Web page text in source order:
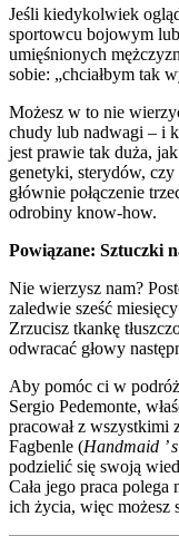
Jeśli kiedykolwiek
sportowcu bojowym lub
umięśnionych
sobie: „chciałbym tak
Możesz w to nie
chudy lub nadwagi – i
jest prawie tak duża,
genetyki, sterydów,
głównie połączenie
odrobiny know-how.
Powiązane: Sztuczki
Nie wierzysz nam?
zaledwie sześć
Zrzucisz tkankę
odwracać głowy
Aby pomóc ci w
Sergio Pedemonte,
pracował z wszystkimi
Fagbenle (Handmaid ’
podzielić się swoją
Cała jego praca
ich życia, więc możesz